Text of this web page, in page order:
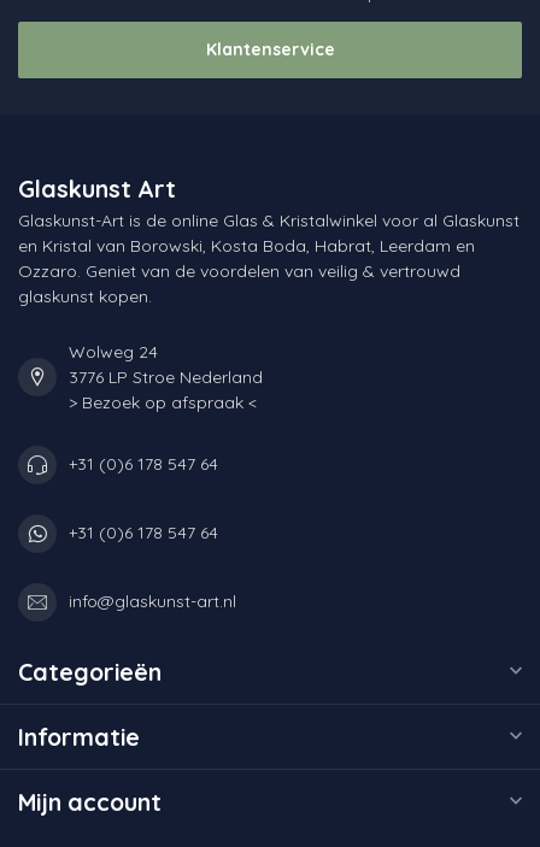
Klantenservice
Glaskunst Art
Glaskunst-Art is de online Glas & Kristalwinkel voor al Glaskunst
en Kristal van Borowski, Kosta Boda, Habrat, Leerdam en
Ozzaro. Geniet van de voordelen van veilig & vertrouwd
glaskunst kopen.
Wolweg 24
3776 LP Stroe Nederland
> Bezoek op afspraak <
+31 (0)6 178 547 64
+31 (0)6 178 547 64
info@glaskunst-art.nl
Categorieën
Informatie
Mijn account